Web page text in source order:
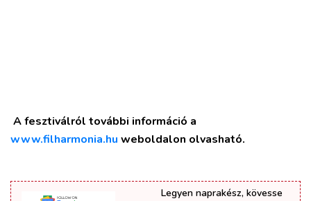
A fesztiválról további információ a
www.filharmonia.hu weboldalon olvasható.
Legyen naprakész, kövesse